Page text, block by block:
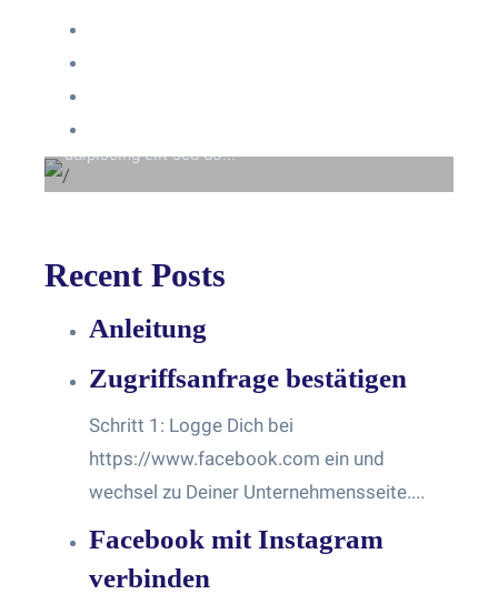
Beyond the tree line
adipiscing elit sed do...
Recent Posts
Anleitung
Zugriffsanfrage bestätigen
Schritt 1: Logge Dich bei
https://www.facebook.com ein und
wechsel zu Deiner Unternehmensseite....
Facebook mit Instagram
verbinden